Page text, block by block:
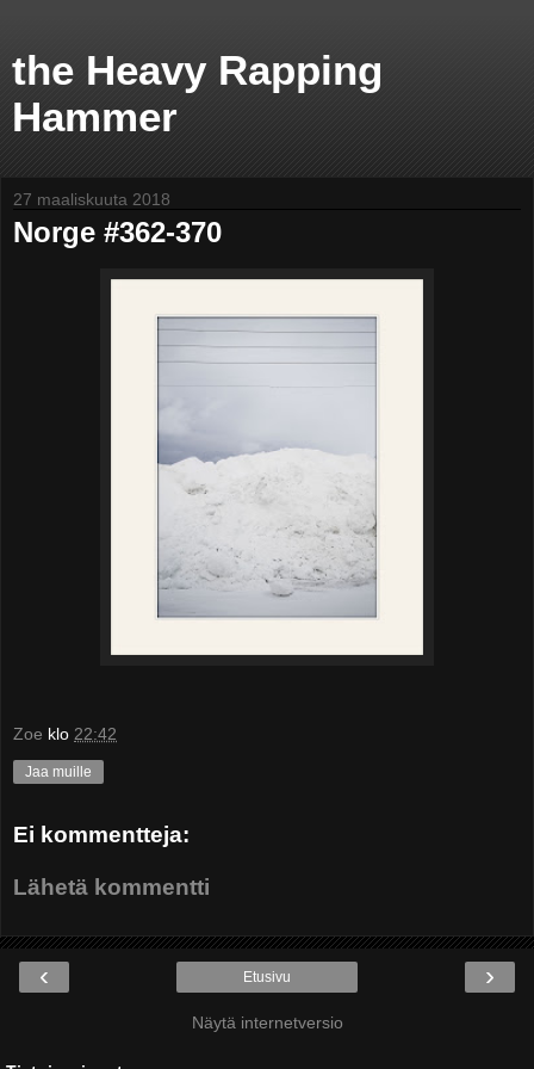
the Heavy Rapping
Hammer
27 maaliskuuta 2018
Norge #362-370
Zoe klo 22:42
Jaa muille
Ei kommentteja:
Lähetä kommentti
‹ ›
Etusivu
Näytä internetversio